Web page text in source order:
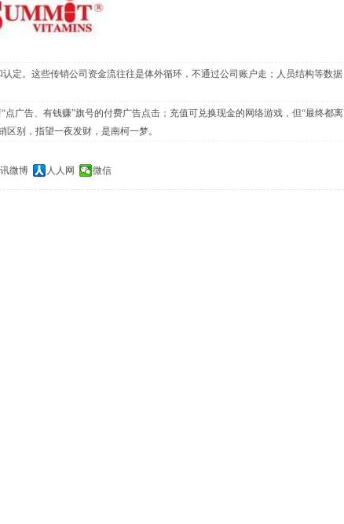
定。这些传销公司资金流往往是体外循环，不通过公司账户走；人员结构等数据
广告、有钱赚”旗号的付费广告点击；充值可兑换现金的网络游戏，但“最终都离
别，指望一夜发财，是南柯一梦。
微博 人人网 微信